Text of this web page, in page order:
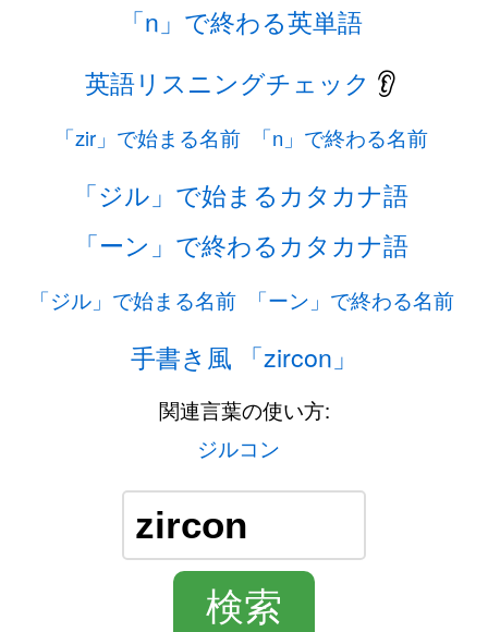
「n」で終わる英単語
英語リスニングチェック 👂
「zir」で始まる名前 「n」で終わる名前
「ジル」で始まるカタカナ語
「ーン」で終わるカタカナ語
「ジル」で始まる名前 「ーン」で終わる名前
手書き風 「zircon」
関連言葉の使い方:
ジルコン